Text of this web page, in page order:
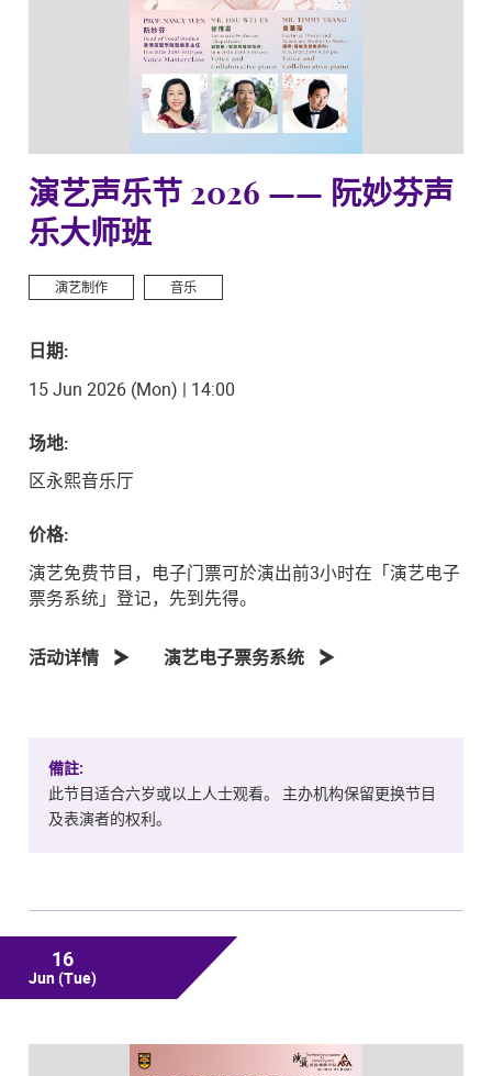
演艺声乐节 2026 —— 阮妙芬声
乐大师班
演艺制作 音乐
日期:
15 Jun 2026 (Mon) | 14:00
场地:
区永熙音乐厅
价格:
演艺免费节目，电子门票可於演出前3小时在「演艺电子
票务系统」登记，先到先得。
活动详情 演艺电子票务系统
備註:
此节目适合六岁或以上人士观看。 主办机构保留更换节目
及表演者的权利。
16
Jun(Tue)